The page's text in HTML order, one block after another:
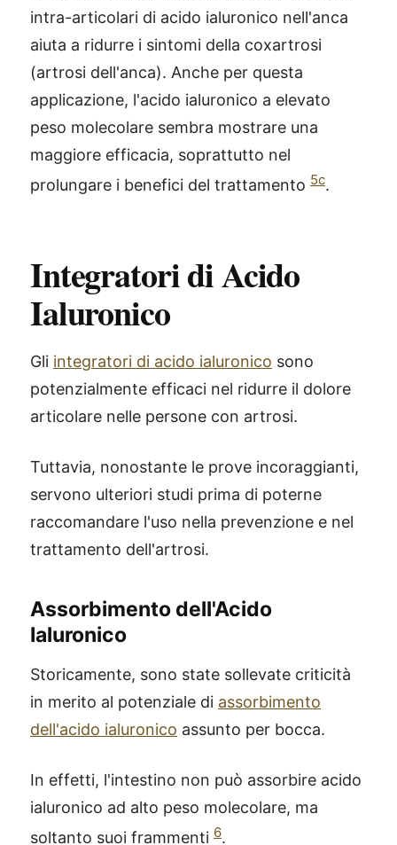
intra-articolari di acido ialuronico nell'anca
aiuta a ridurre i sintomi della coxartrosi
(artrosi dell'anca). Anche per questa
applicazione, l'acido ialuronico a elevato
peso molecolare sembra mostrare una
maggiore efficacia, soprattutto nel
prolungare i benefici del trattamento 5c.
Integratori di Acido
Ialuronico
Gli integratori di acido ialuronico sono
potenzialmente efficaci nel ridurre il dolore
articolare nelle persone con artrosi.
Tuttavia, nonostante le prove incoraggianti,
servono ulteriori studi prima di poterne
raccomandare l'uso nella prevenzione e nel
trattamento dell'artrosi.
Assorbimento dell'Acido
Ialuronico
Storicamente, sono state sollevate criticità
in merito al potenziale di assorbimento
dell'acido ialuronico assunto per bocca.
In effetti, l'intestino non può assorbire acido
ialuronico ad alto peso molecolare, ma
soltanto suoi frammenti 6.